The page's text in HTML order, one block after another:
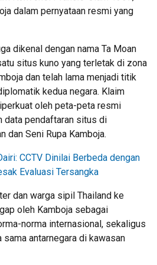
dalam pernyataan resmi yang
dikenal dengan nama Ta Moan
situs kuno yang terletak di zona
dan telah lama menjadi titik
kedua negara. Klaim
oleh peta-peta resmi
data pendaftaran situs di
dan Seni Rupa Kamboja.
CCTV Dinilai Berbeda dengan
Evaluasi Tersangka
dan warga sipil Thailand ke
oleh Kamboja sebagai
norma internasional, sekaligus
antarnegara di kawasan